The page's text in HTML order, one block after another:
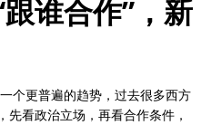
谁合作”，新
个更普遍的趋势，过去很多西方
先看政治立场，再看合作条件，